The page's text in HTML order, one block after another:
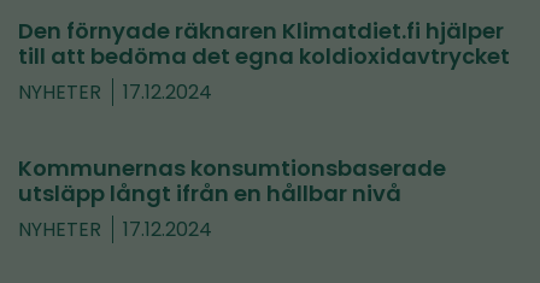
Den förnyade räknaren Klimatdiet.fi hjälper
till att bedöma det egna koldioxidavtrycket
NYHETER 17.12.2024
Kommunernas konsumtionsbaserade
utsläpp långt ifrån en hållbar nivå
NYHETER 17.12.2024